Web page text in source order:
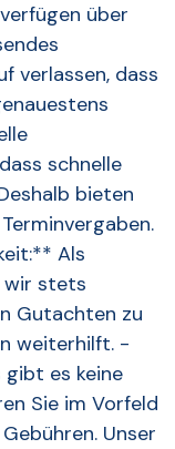
über
verlassen, dass
schnelle
bieten
Als
wir stets
Gutachten zu
weiterhilft. -
gibt es keine
Sie im Vorfeld
Unser